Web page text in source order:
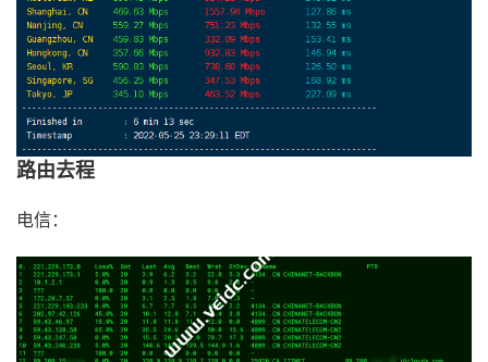
路由去程
电信：